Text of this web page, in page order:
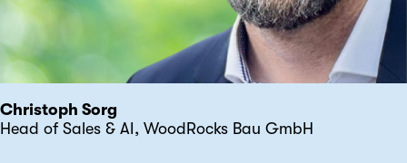
Christoph Sorg
Head of Sales & AI, WoodRocks Bau GmbH